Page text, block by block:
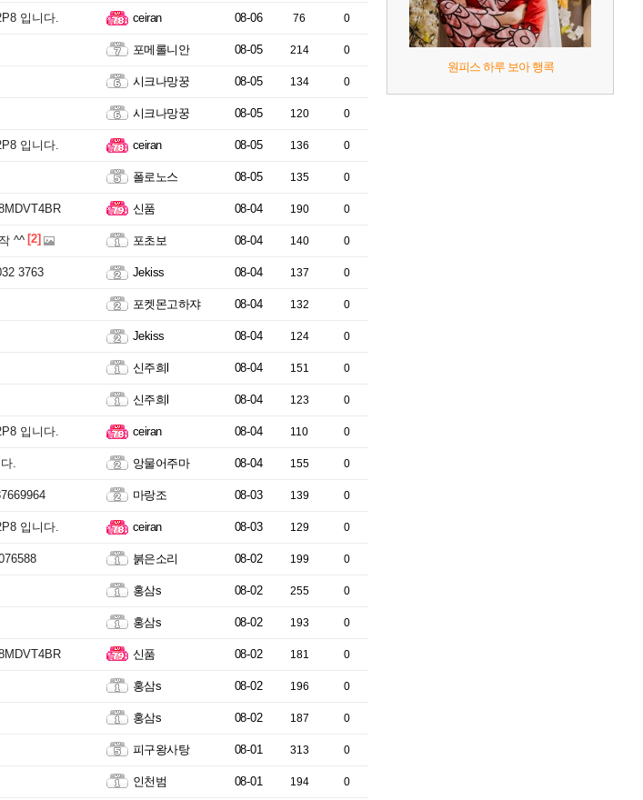
입니다. ceiran 08-06 76 0
포메롤니안 08-05 214 0
시크나망꿍 08-05 134 0
시크나망꿍 08-05 120 0
입니다. ceiran 08-05 136 0
폴로노스 08-05 135 0
신품 08-04 190 0
^^ [2] 포초보 08-04 140 0
3763 Jekiss 08-04 137 0
포켓몬고하쟈 08-04 132 0
Jekiss 08-04 124 0
신주희l 08-04 151 0
신주희l 08-04 123 0
입니다. ceiran 08-04 110 0
. 앙물어주마 08-04 155 0
마랑조 08-03 139 0
입니다. ceiran 08-03 129 0
붉은소리 08-02 199 0
홍삼s 08-02 255 0
홍삼s 08-02 193 0
신품 08-02 181 0
홍삼s 08-02 196 0
홍삼s 08-02 187 0
피구왕사탕 08-01 313 0
인천범 08-01 194 0
원피스 하루 보아 행콕